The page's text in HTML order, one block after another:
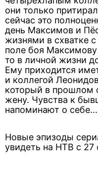
они только
сейчас это
день Максимов и
жизнями в схватке
поле боя
то в личной жизни
Ему приходится
и коллегой
который в прошлом
жену. Чувства к
напоминают о себе...
Новые эпизоды
увидеть на НТВ с 27